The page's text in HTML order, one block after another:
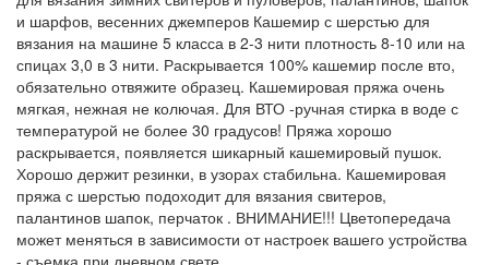
и шарфов, весенних джемперов Кашемир с шерстью для
вязания на машине 5 класса в 2-3 нити плотность 8-10 или на
спицах 3,0 в 3 нити. Раскрывается 100% кашемир после вто,
обязательно отвяжите образец. Кашемировая пряжа очень
мягкая, нежная не колючая. Для ВТО -ручная стирка в воде с
температурой не более 30 градусов! Пряжа хорошо
раскрывается, появляется шикарный кашемировый пушок.
Хорошо держит резинки, в узорах стабильна. Кашемировая
пряжа с шерстью подоходит для вязания свитеров,
палантинов шапок, перчаток . ВНИМАНИЕ!!! Цветопередача
может меняться в зависимости от настроек вашего устройства